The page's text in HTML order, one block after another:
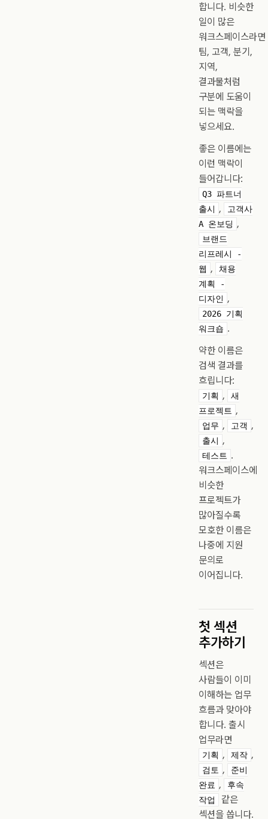
합니다. 비슷한
일이 많은
워크스페이스라면
팀, 고객, 분기,
지역,
결과물처럼
구분에 도움이
되는 맥락을
넣으세요.
좋은 이름에는
이런 맥락이
들어갑니다:
Q3 파트너
출시 ,
고객사
A 온보딩 ,
브랜드
리프레시 -
웹 ,
채용
계획 -
디자인 ,
2026 기획
워크숍 .
약한 이름은
검색 결과를
흐립니다:
기획 ,
새
프로젝트 ,
업무 , 고객 ,
출시 ,
테스트 .
워크스페이스에
비슷한
프로젝트가
많아질수록
모호한 이름은
나중에 지원
문의로
이어집니다.
첫 섹션
추가하기
섹션은
사람들이 이미
이해하는 업무
흐름과 맞아야
합니다. 출시
업무라면
기획 , 제작 ,
검토 ,
준비
완료 ,
후속
작업
같은
섹션을 씁니다.